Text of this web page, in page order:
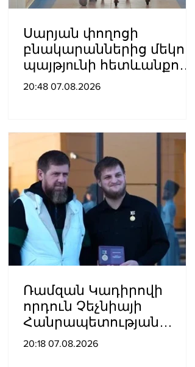
Սարյան փողոցի
բնակարաններից մեկում
պայթյnւնի հետևանքով
55-ամյա տղամարդը
հիվանդանոց
20:48 07.08.2026
Ռամզան Կադիրովի
որդուն Չեչնիայի
Հանրապետության
հերոսի կոչում են
20:18 07.08.2026